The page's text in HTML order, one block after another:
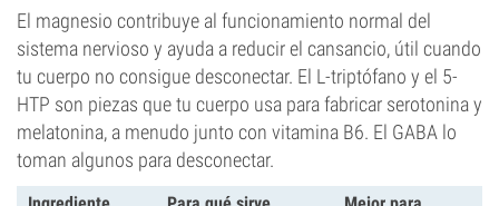
El magnesio contribuye al funcionamiento normal del
sistema nervioso y ayuda a reducir el cansancio, útil cuando
tu cuerpo no consigue desconectar. El L-triptófano y el 5-
HTP son piezas que tu cuerpo usa para fabricar serotonina y
melatonina, a menudo junto con vitamina B6. El GABA lo
toman algunos para desconectar.